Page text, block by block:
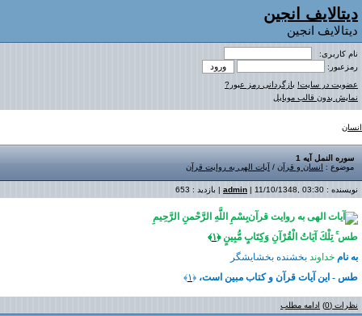
دیتالایف انجین
دیتالایف انجین
نام کاربری:
رمزعبور:
عضویت در سایت! بازگردانی رمز عبور?
نمایش بدون قالب موبایل
انسان
سوره النمل آیه 1
موضوع : انسان و قرآن / آیات الهی به روایت قرآن
نویسنده : admin | 11/10/1348, 03:30 | بازدید : 653
بِسْمِ اللَّهِ الرَّحْمنِ الرَّحِيمِ
طس ۚ تِلْكَ آيَاتُ الْقُرْ‌آنِ وَكِتَابٍ مُّبِينٍ ﴿١﴾
به نام خداوند بخشنده بخشايشگر
طس - این آیات قرآن و کتاب مبین است، ﴿١﴾
نظرات (0)
ادامه مطلب